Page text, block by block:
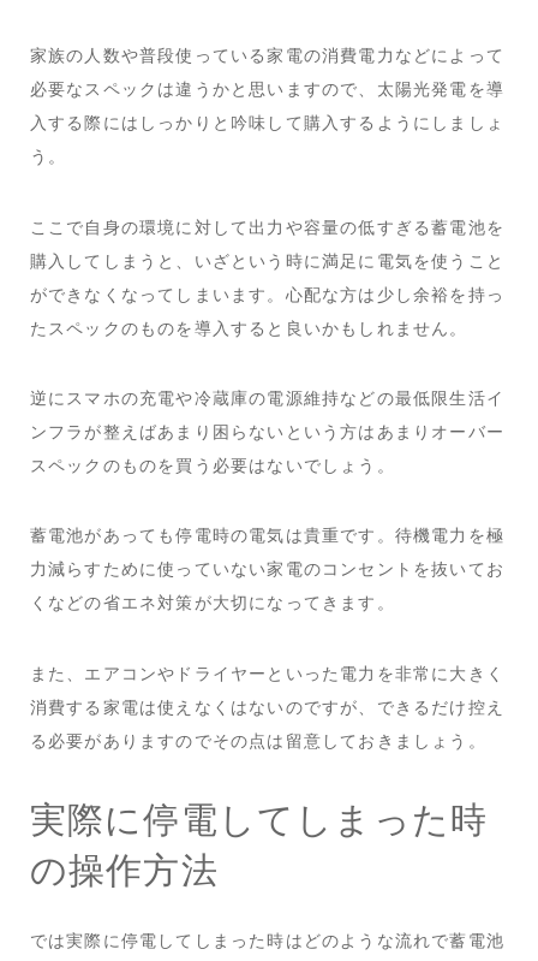
家族の人数や普段使っている家電の消費電力などによって
必要なスペックは違うかと思いますので、太陽光発電を導
入する際にはしっかりと吟味して購入するようにしましょ
う。
ここで自身の環境に対して出力や容量の低すぎる蓄電池を
購入してしまうと、いざという時に満足に電気を使うこと
ができなくなってしまいます。心配な方は少し余裕を持っ
たスペックのものを導入すると良いかもしれません。
逆にスマホの充電や冷蔵庫の電源維持などの最低限生活イ
ンフラが整えばあまり困らないという方はあまりオーバー
スペックのものを買う必要はないでしょう。
蓄電池があっても停電時の電気は貴重です。待機電力を極
力減らすために使っていない家電のコンセントを抜いてお
くなどの省エネ対策が大切になってきます。
また、エアコンやドライヤーといった電力を非常に大きく
消費する家電は使えなくはないのですが、できるだけ控え
る必要がありますのでその点は留意しておきましょう。
実際に停電してしまった時
の操作方法
では実際に停電してしまった時はどのような流れで蓄電池